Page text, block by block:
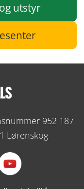
utstyr
952 187
Lørenskog